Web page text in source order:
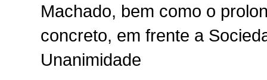
Machado, bem como o
concreto, em frente a
Unanimidade